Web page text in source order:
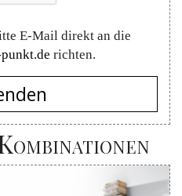
E-Mail direkt an die
richten.